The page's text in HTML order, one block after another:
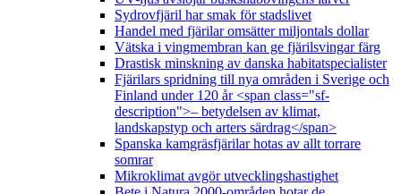
Sydrovfjäril har smak för stadslivet
Handel med fjärilar omsätter miljontals dollar
Vätska i vingmembran kan ge fjärilsvingar färg
Drastisk minskning av danska habitatspecialister
Fjärilars spridning till nya områden i Sverige och
Finland under 120 år <span class="sf-
description">– betydelsen av klimat,
landskapstyp och arters särdrag</span>
Spanska kamgräsfjärilar hotas av allt torrare
somrar
Mikroklimat avgör utvecklingshastighet